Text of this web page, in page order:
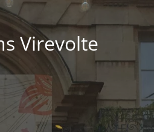
Virevolte